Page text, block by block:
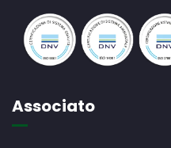
Associato